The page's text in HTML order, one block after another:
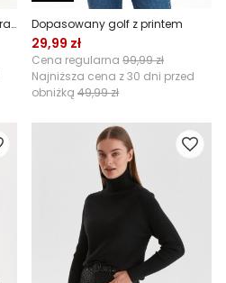
Golf z długim rękawem i dekoracyjnym łaĺcuszkiem Dopasowany golf z printem
29,99 zł
Cena regularna 99,99 zł
Najniższa cena z 30 dni przed
obniżką 49,99 zł